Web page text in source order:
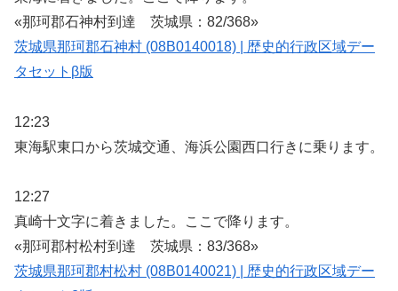
«那珂郡石神村到達 茨城県：82/368»
茨城県那珂郡石神村 (08B0140018) | 歴史的行政区域デー
タセットβ版
12:23
東海駅東口から茨城交通、海浜公園西口行きに乗ります。
12:27
真崎十文字に着きました。ここで降ります。
«那珂郡村松村到達 茨城県：83/368»
茨城県那珂郡村松村 (08B0140021) | 歴史的行政区域デー